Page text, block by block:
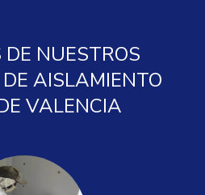
NUESTROS
DE AISLAMIENTO
VALENCIA